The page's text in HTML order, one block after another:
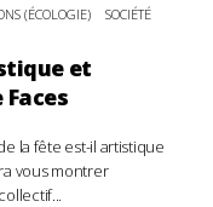
(ÉCOLOGIE)
SOCIÉTÉ
et
la fête est-il artistique
vous montrer